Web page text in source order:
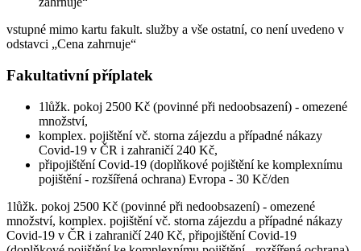
vstupné mimo kartu fakult. služby a vše ostatní, co není uvedeno v
odstavci „Cena zahrnuje“
Fakultativní příplatek
1lůžk. pokoj 2500 Kč (povinné při nedoobsazení) - omezené
množství,
komplex. pojištění vč. storna zájezdu a případné nákazy
Covid-19 v ČR i zahraničí 240 Kč,
připojištění Covid-19 (doplňkové pojištění ke komplexnímu
pojištění - rozšířená ochrana) Evropa - 30 Kč/den
1lůžk. pokoj 2500 Kč (povinné při nedoobsazení) - omezené
množství, komplex. pojištění vč. storna zájezdu a případné nákazy
Covid-19 v ČR i zahraničí 240 Kč, připojištění Covid-19